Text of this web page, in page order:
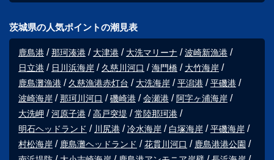
茨城県の人気ポイントの潮見表
鹿島港 那珂湊港 大津港 大洗マリーナ
波崎新漁港
日立港
日川浜海岸 久慈川河口 海門橋
大竹海岸
鹿島灘漁港
久慈漁港赤灯台 大洗海岸 平潟港
平磯港
波崎海岸
那珂川河口 磯崎港 会瀬港
阿字ヶ浦海岸
大洗岬
河原子港 高戸突堤
常陸那珂港
明石ヘッドランド
川尻港 冷水海岸 白塚海岸
平磯海岸
村松海岸
鹿島灘ヘッドランド 花貫川河口
鹿島港港公園